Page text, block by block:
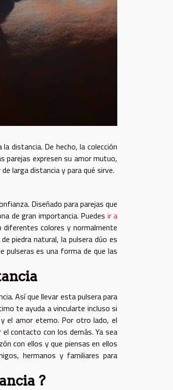
distancia. De hecho, la colección
parejas expresen su amor mutuo,
larga distancia y para qué sirve.
Diseñado para parejas que
de gran importancia. Puedes ir a
diferentes colores y normalmente
piedra natural, la pulsera dúo es
pulseras es una forma de que las
Así que llevar esta pulsera para
te ayuda a vincularte incluso si
el amor eterno. Por otro lado, el
contacto con los demás. Ya sea
con ellos y que piensas en ellos
hermanos y familiares para
?